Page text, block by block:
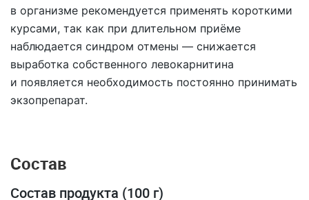
в организме рекомендуется применять короткими
курсами, так как при длительном приёме
наблюдается синдром отмены — снижается
выработка собственного левокарнитина
и появляется необходимость постоянно принимать
экзопрепарат.
Состав
Состав продукта (100 г)